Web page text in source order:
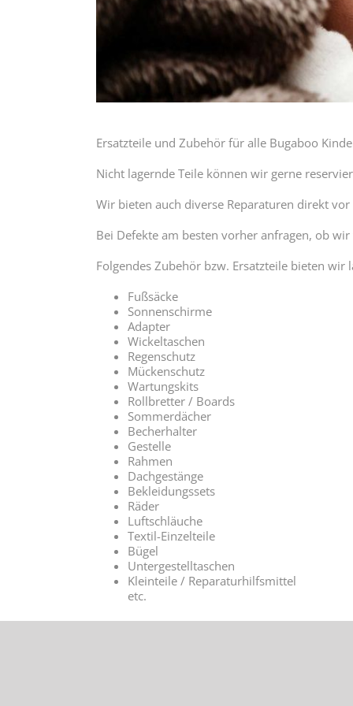
Ersatzteile und Zubehör für alle Bugaboo
Nicht lagernde Teile können wir gerne
Wir bieten auch diverse Reparaturen direkt
Bei Defekte am besten vorher anfragen, ob
Folgendes Zubehör bzw. Ersatzteile bieten
Fußsäcke
Sonnenschirme
Adapter
Wickeltaschen
Regenschutz
Mückenschutz
Wartungskits
Rollbretter / Boards
Sommerdächer
Becherhalter
Gestelle
Rahmen
Dachgestänge
Bekleidungssets
Räder
Luftschläuche
Textil-Einzelteile
Bügel
Untergestelltaschen
Kleinteile / Reparaturhilfsmittel
etc.